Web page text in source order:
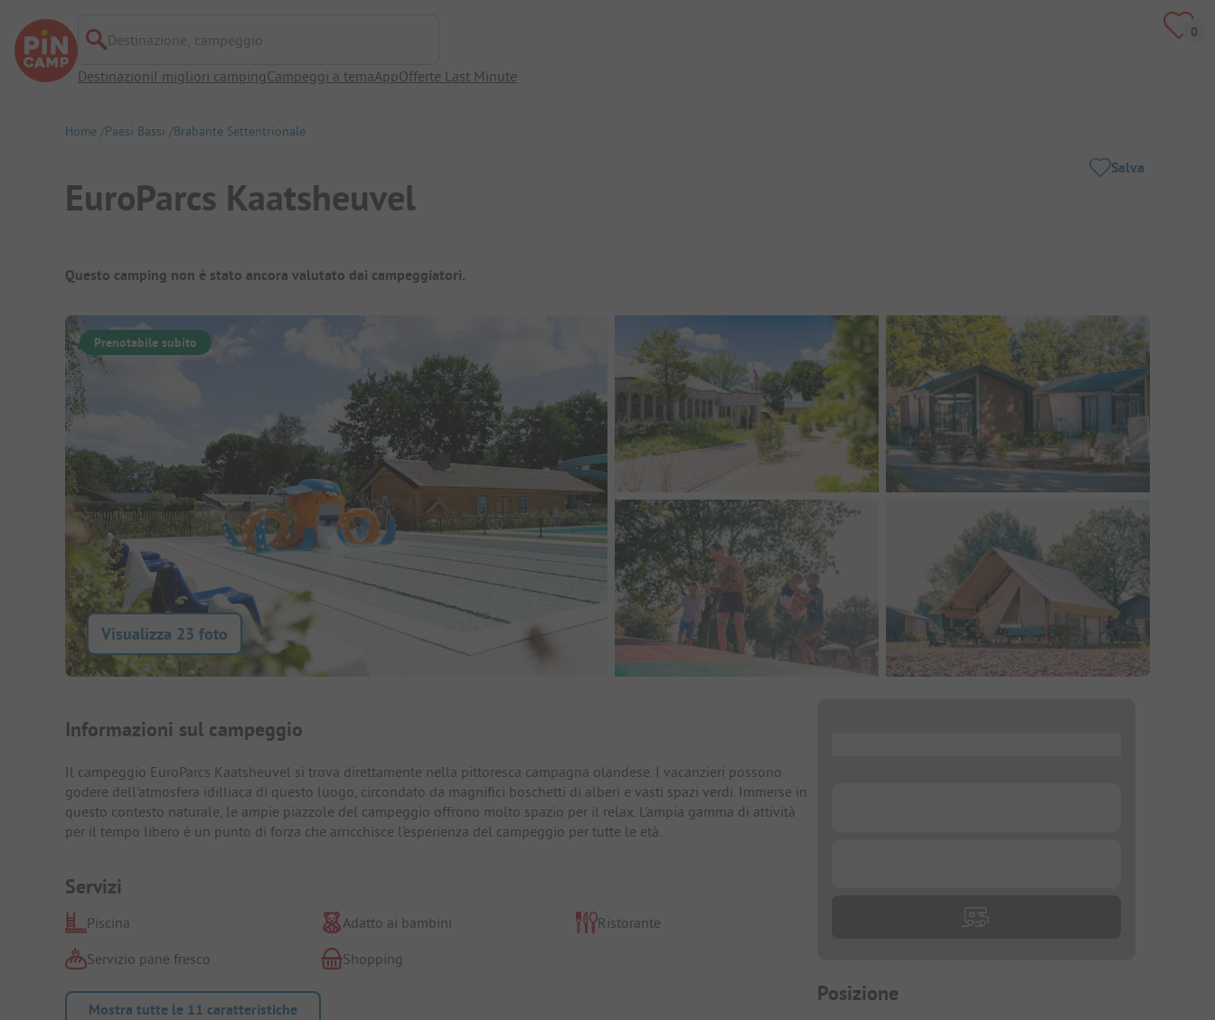
Destinazione, campeggio
DestinazioniI migliori campingCampeggi a temaAppOfferte Last Minute
Home Paesi Bassi Brabante Settentrionale
EuroParcs Kaatsheuvel
Salva
Panoramica del campeggio
Questo camping non è stato ancora valutato dai campeggiatori.
Prenotabile subito
Visualizza 23 foto
Presentazione del campeggio
Informazioni sul campeggio
Il campeggio EuroParcs Kaatsheuvel si trova direttamente nella pittoresca campagna olandese. I vacanzieri possono
godere dell'atmosfera idilliaca di questo luogo, circondato da magnifici boschetti di alberi e vasti spazi verdi. Immerse in
questo contesto naturale, le ampie piazzole del campeggio offrono molto spazio per il relax. L'ampia gamma di attività
per il tempo libero è un punto di forza che arricchisce l'esperienza del campeggio per tutte le età.
Servizi
Piscina Adatto ai bambini
Ristorante
Servizio pane fresco
Shopping
Mostra tutte le 11 caratteristiche
Posizione